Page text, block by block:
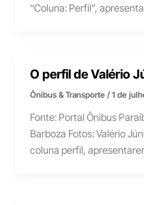
“Coluna: Perfil”,
O perfil de Valério
Ônibus & Transporte/1 de
Fonte: Portal Ônibus
Barboza Fotos: Valério
coluna perfil,